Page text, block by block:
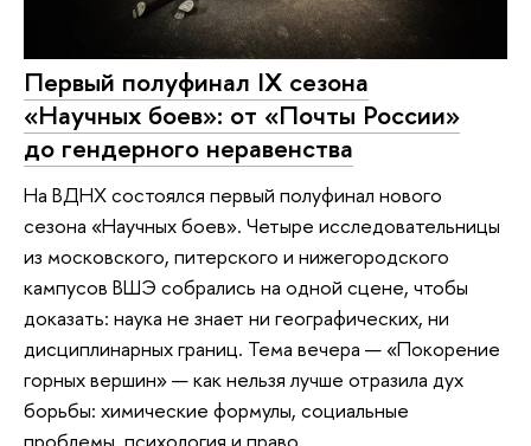
Первый полуфинал IX сезона
«Научных боев»: от «Почты России»
до гендерного неравенства
На ВДНХ состоялся первый полуфинал нового
сезона «Научных боев». Четыре исследовательницы
из московского, питерского и нижегородского
кампусов ВШЭ собрались на одной сцене, чтобы
доказать: наука не знает ни географических, ни
дисциплинарных границ. Тема вечера — «Покорение
горных вершин» — как нельзя лучше отразила дух
борьбы: химические формулы, социальные